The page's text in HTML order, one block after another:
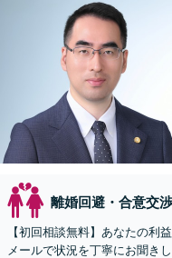
離婚回避・合意交渉
【初回相談無料】あなたの利
メールで状況を丁寧にお聞き